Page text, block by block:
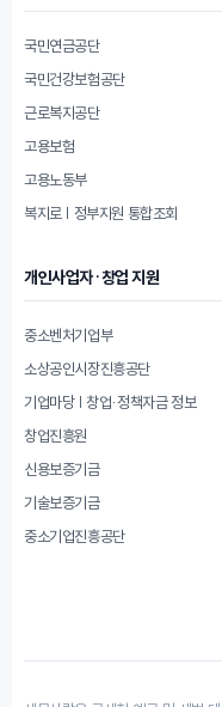
국민연금공단
국민건강보험공단
근로복지공단
고용보험
고용노동부
복지로 | 정부지원 통합조회
개인사업자·창업 지원
중소벤처기업부
소상공인시장진흥공단
기업마당 | 창업·정책자금 정보
창업진흥원
신용보증기금
기술보증기금
중소기업진흥공단